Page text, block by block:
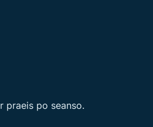
praeis po seanso.